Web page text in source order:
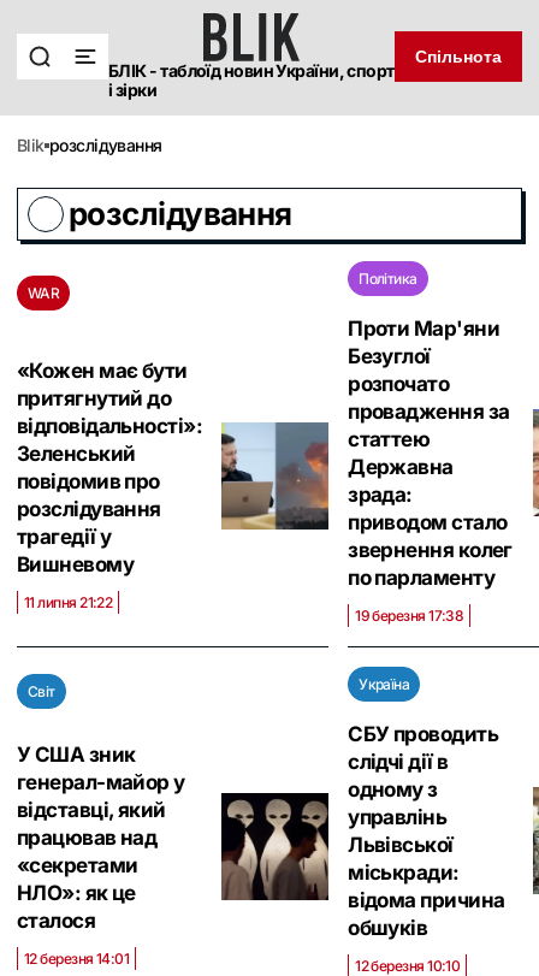
БЛІК - таблоїд новин України, спорт
і зірки
Спільнота
blik розслідування
розслідування
WAR
«Кожен має бути
притягнутий до
відповідальності»:
Зеленський
повідомив про
розслідування
трагедії у
Вишневому
11 липня 21:22
Політика
Проти Мар'яни
Безуглої
розпочато
провадження за
статтею
Державна
зрада:
приводом стало
звернення колег
по парламенту
19 березня 17:38
Світ
У США зник
генерал-майор у
відставці, який
працював над
«секретами
НЛО»: як це
сталося
12 березня 14:01
Україна
СБУ проводить
слідчі дії в
одному з
управлінь
Львівської
міськради:
відома причина
обшуків
12 березня 10:10